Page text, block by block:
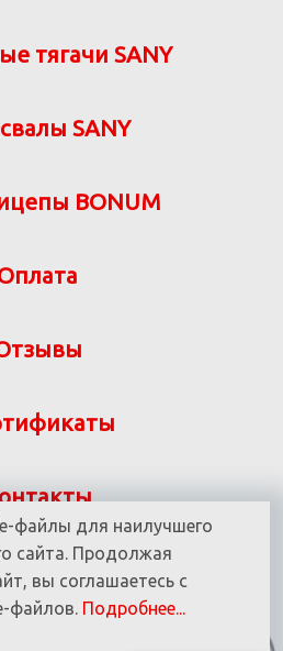
тягачи SANY
SANY
BONUM
не является
«ВИТ-М» УНП 190780937
защищены.
файлы для наилучшего
сайта. Продолжая
вы соглашаетесь с
файлов. Подробнее...